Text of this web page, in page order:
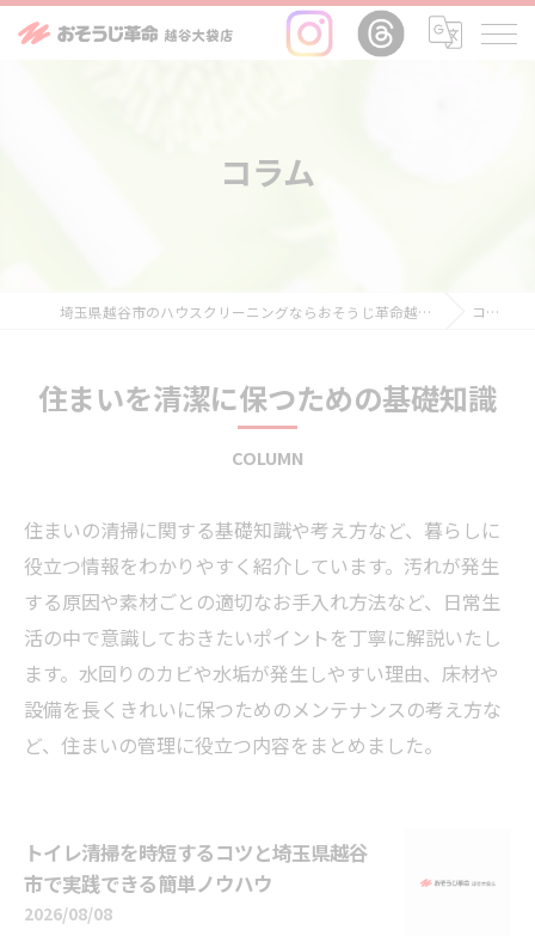
コラム
埼玉県越谷市のハウスクリーニングならおそうじ革命越谷大袋店 コラム
住まいを清潔に保つための基礎知識
COLUMN
住まいの清掃に関する基礎知識や考え方など、暮らしに
役立つ情報をわかりやすく紹介しています。汚れが発生
する原因や素材ごとの適切なお手入れ方法など、日常生
活の中で意識しておきたいポイントを丁寧に解説いたし
ます。水回りのカビや水垢が発生しやすい理由、床材や
設備を長くきれいに保つためのメンテナンスの考え方な
ど、住まいの管理に役立つ内容をまとめました。
トイレ清掃を時短するコツと埼玉県越谷
市で実践できる簡単ノウハウ
2026/08/08